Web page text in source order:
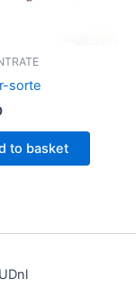
sorte
to basket